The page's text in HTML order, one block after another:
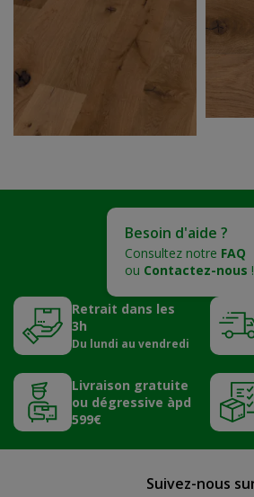
Besoin d'aide ?
Consultez notre FAQ
ou Contactez-nous !
Retrait dans les
3h
Du lundi au vendredi
Livraison gratuite
ou dégressive àpd
599€
Suivez-nous